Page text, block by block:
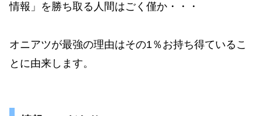
情報」を勝ち取る人間はごく僅か・・・
オニアツが最強の理由はその1％お持ち得ているこ
とに由来します。